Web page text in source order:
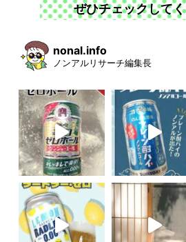
ぜひチェックして
nonal.info
ノンアルリサーチ編集長